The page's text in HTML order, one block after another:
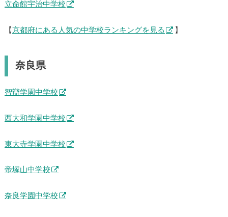
立命館宇治中学校
【 京都府にある人気の中学校ランキングを見る 】
奈良県
智辯学園中学校
西大和学園中学校
東大寺学園中学校
帝塚山中学校
奈良学園中学校